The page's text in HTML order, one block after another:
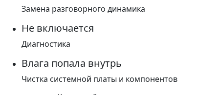
Замена разговорного динамика
Не включается
Диагностика
Влага попала внутрь
Чистка системной платы и компонентов